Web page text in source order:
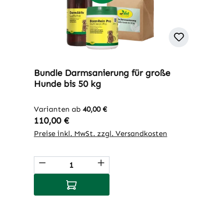
Bundle Darmsanierung für große
Hunde bis 50 kg
Varianten ab40,00 €
Regulärer Preis:
110,00 €
Preise inkl. MwSt. zzgl. Versandkosten
Produkt Anzahl: Gib den
In den Warenkorb